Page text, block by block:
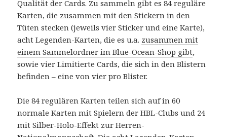
Qualität der Cards. Zu sammeln gibt es 84 reguläre
Karten, die zusammen mit den Stickern in den
Tüten stecken (jeweils vier Sticker und eine Karte),
acht Legenden-Karten, die es u.a. zusammen mit
einem Sammelordner im Blue-Ocean-Shop gibt,
sowie vier Limitierte Cards, die sich in den Blistern
befinden – eine von vier pro Blister.
Die 84 regulären Karten teilen sich auf in 60
normale Karten mit Spielern der HBL-Clubs und 24
mit Silber-Holo-Effekt zur Herren-